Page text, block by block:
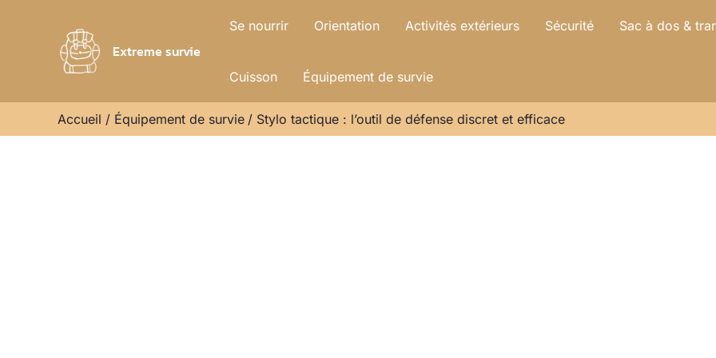
Extreme survie
Se nourrir Orientation Activités extérieurs Sécurité Sac à dos &
Cuisson Équipement de survie
Accueil Équipement de survie Stylo tactique : l’outil de défense discret et efficace